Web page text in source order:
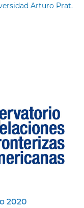
Arturo Prat.
2020